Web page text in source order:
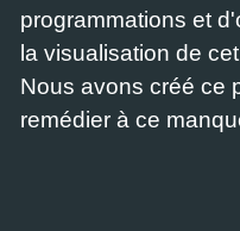
programmations et
la visualisation de
Nous avons créé ce
remédier à ce